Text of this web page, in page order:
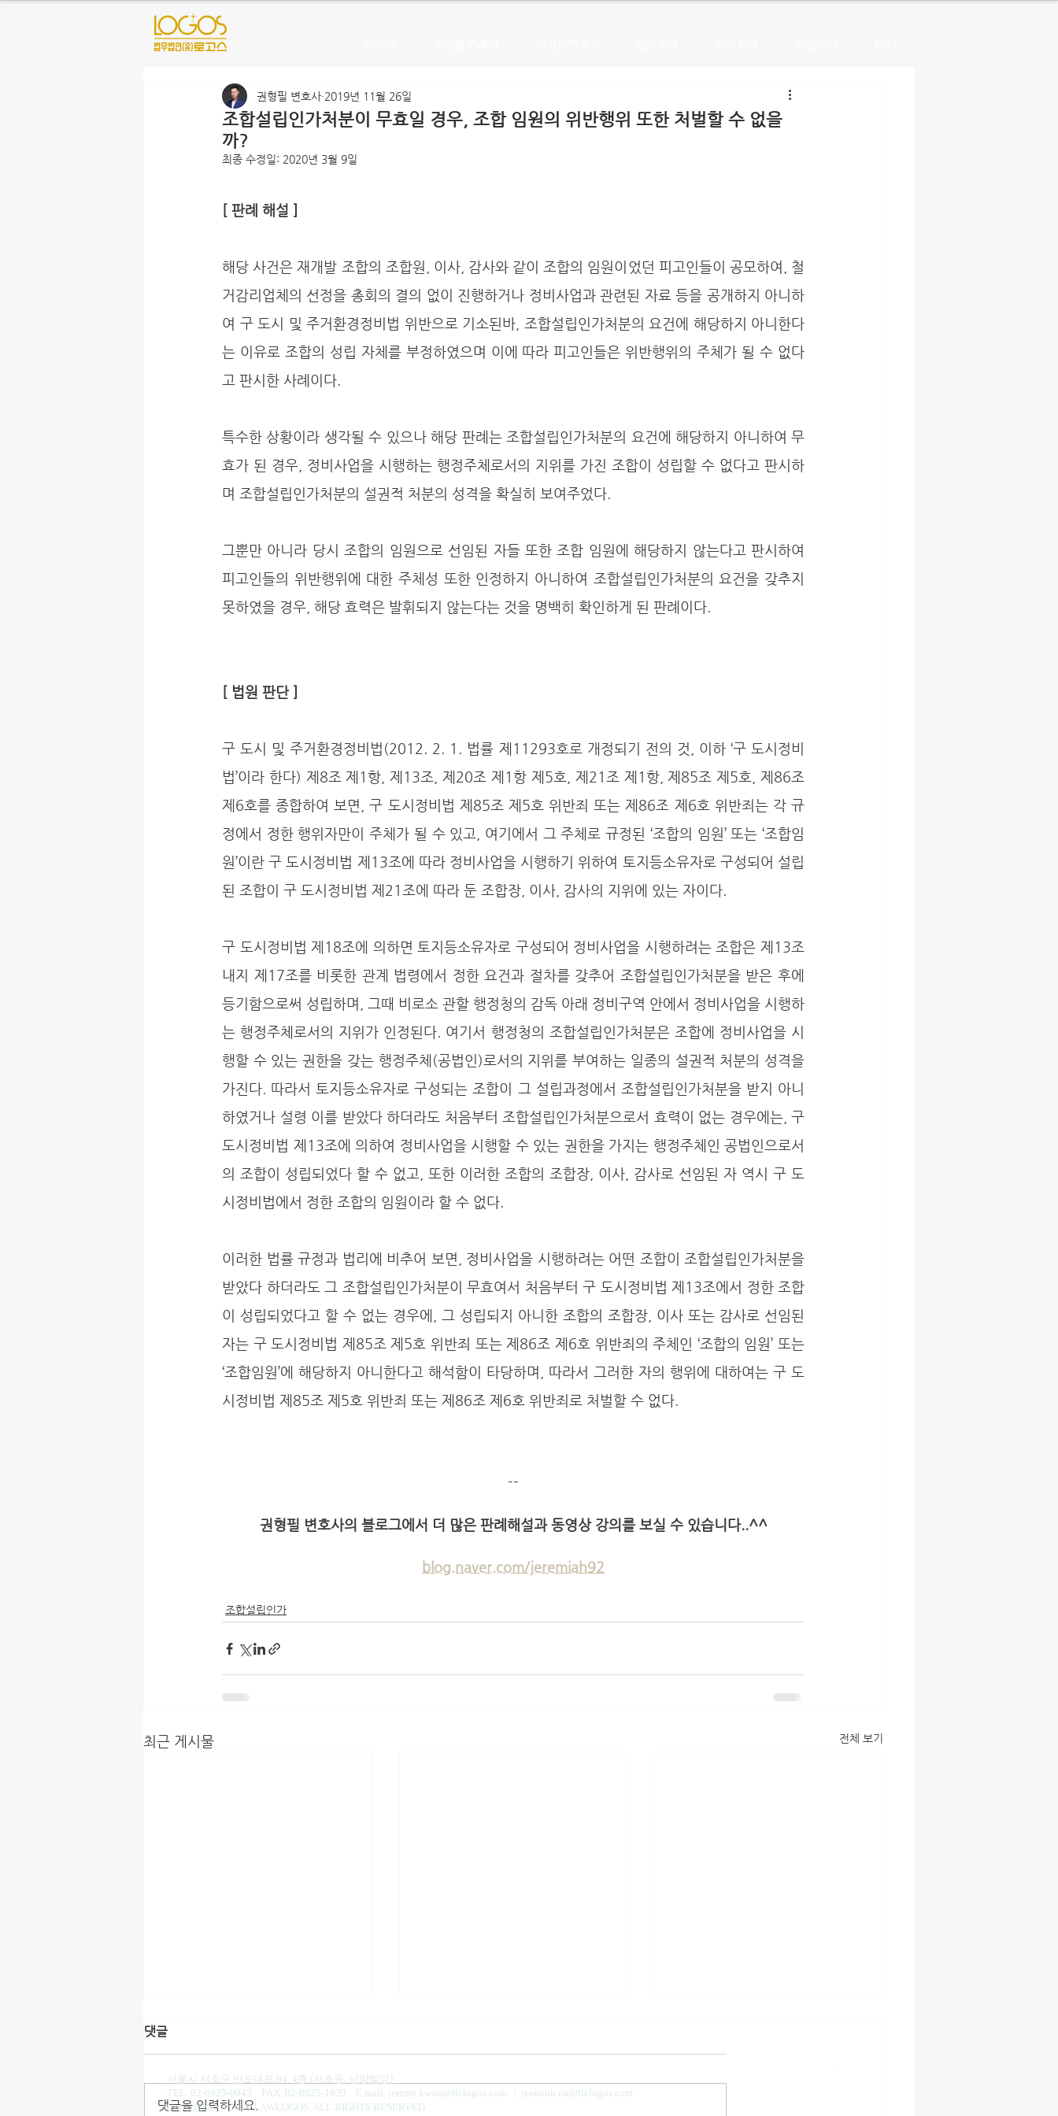
조합설립인가처분이 무효일 경우, 조합 임원의 위반행위 또한 처벌할 수 없을
까?
권형필 변호사 2019년 11월 26일
최종 수정일: 2020년 3월 9일
[ 판례 해설 ]
해당 사건은 재개발 조합의 조합원, 이사, 감사와 같이 조합의 임원이었던 피고인들이 공모하여, 철
거감리업체의 선정을 총회의 결의 없이 진행하거나 정비사업과 관련된 자료 등을 공개하지 아니하
여 구 도시 및 주거환경정비법 위반으로 기소된바, 조합설립인가처분의 요건에 해당하지 아니한다
는 이유로 조합의 성립 자체를 부정하였으며 이에 따라 피고인들은 위반행위의 주체가 될 수 없다
고 판시한 사례이다.
특수한 상황이라 생각될 수 있으나 해당 판례는 조합설립인가처분의 요건에 해당하지 아니하여 무
효가 된 경우, 정비사업을 시행하는 행정주체로서의 지위를 가진 조합이 성립할 수 없다고 판시하
며 조합설립인가처분의 설권적 처분의 성격을 확실히 보여주었다.
그뿐만 아니라 당시 조합의 임원으로 선임된 자들 또한 조합 임원에 해당하지 않는다고 판시하여
피고인들의 위반행위에 대한 주체성 또한 인정하지 아니하여 조합설립인가처분의 요건을 갖추지
못하였을 경우, 해당 효력은 발휘되지 않는다는 것을 명백히 확인하게 된 판례이다.
[ 법원 판단 ]
구 도시 및 주거환경정비법(2012. 2. 1. 법률 제11293호로 개정되기 전의 것, 이하 ‘구 도시정비
법’이라 한다) 제8조 제1항, 제13조, 제20조 제1항 제5호, 제21조 제1항, 제85조 제5호, 제86조
제6호를 종합하여 보면, 구 도시정비법 제85조 제5호 위반죄 또는 제86조 제6호 위반죄는 각 규
정에서 정한 행위자만이 주체가 될 수 있고, 여기에서 그 주체로 규정된 ‘조합의 임원’ 또는 ‘조합임
원’이란 구 도시정비법 제13조에 따라 정비사업을 시행하기 위하여 토지등소유자로 구성되어 설립
된 조합이 구 도시정비법 제21조에 따라 둔 조합장, 이사, 감사의 지위에 있는 자이다.
구 도시정비법 제18조에 의하면 토지등소유자로 구성되어 정비사업을 시행하려는 조합은 제13조
내지 제17조를 비롯한 관계 법령에서 정한 요건과 절차를 갖추어 조합설립인가처분을 받은 후에
등기함으로써 성립하며, 그때 비로소 관할 행정청의 감독 아래 정비구역 안에서 정비사업을 시행하
는 행정주체로서의 지위가 인정된다. 여기서 행정청의 조합설립인가처분은 조합에 정비사업을 시
행할 수 있는 권한을 갖는 행정주체(공법인)로서의 지위를 부여하는 일종의 설권적 처분의 성격을
가진다. 따라서 토지등소유자로 구성되는 조합이 그 설립과정에서 조합설립인가처분을 받지 아니
하였거나 설령 이를 받았다 하더라도 처음부터 조합설립인가처분으로서 효력이 없는 경우에는, 구
도시정비법 제13조에 의하여 정비사업을 시행할 수 있는 권한을 가지는 행정주체인 공법인으로서
의 조합이 성립되었다 할 수 없고, 또한 이러한 조합의 조합장, 이사, 감사로 선임된 자 역시 구 도
시정비법에서 정한 조합의 임원이라 할 수 없다.
이러한 법률 규정과 법리에 비추어 보면, 정비사업을 시행하려는 어떤 조합이 조합설립인가처분을
받았다 하더라도 그 조합설립인가처분이 무효여서 처음부터 구 도시정비법 제13조에서 정한 조합
이 성립되었다고 할 수 없는 경우에, 그 성립되지 아니한 조합의 조합장, 이사 또는 감사로 선임된
자는 구 도시정비법 제85조 제5호 위반죄 또는 제86조 제6호 위반죄의 주체인 ‘조합의 임원’ 또는
‘조합임원’에 해당하지 아니한다고 해석함이 타당하며, 따라서 그러한 자의 행위에 대하여는 구 도
시정비법 제85조 제5호 위반죄 또는 제86조 제6호 위반죄로 처벌할 수 없다.
--
권형필 변호사의 블로그에서 더 많은 판례해설과 동영상 강의를 보실 수 있습니다..^^
blog.naver.com/jeremiah92
조합설립인가
최근 게시물 전체 보기
댓글
댓글을 입력하세요.
서울시 서초구 반포대로 94, 4층 (서초동, 남양빌딩)
TEL. 02-6925-0945 FAX. 02-6925-1939 E.mail. jeremy.kwon@llclogos.com
jeoneun.na@llclogos.com
Copyrights @ 2018 LAWLOGOS. ALL RIGHTS RESERVED.